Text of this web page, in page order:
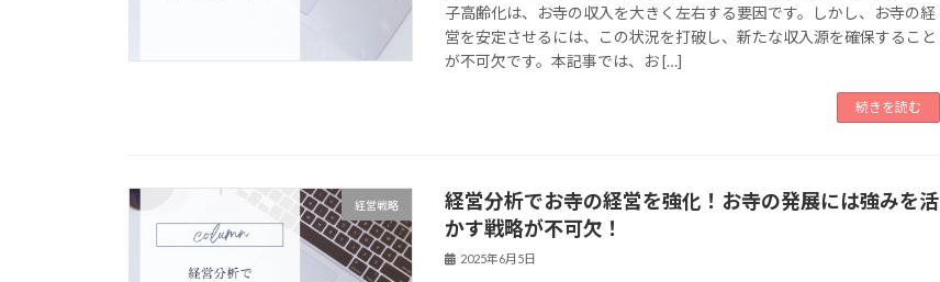
子高齢化は、お寺の収入を大きく左右する要因です。しかし、お寺の経
営を安定させるには、この状況を打破し、新たな収入源を確保すること
が不可欠です。本記事では、お […]
続きを読む
経営戦略
経営分析でお寺の経営を強化！お寺の発展には強みを活
かす戦略が不可欠！
2025年6月5日